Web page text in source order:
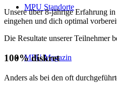
MPU Standorte
MPU Magazin
Unsere über 8-jährige Erfahrung
eingehen und dich optimal
Die Resultate unserer Teilnehmer
100% diskret
Anders als bei den oft